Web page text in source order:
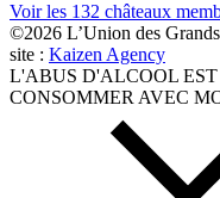
Voir les 132 châteaux
©2026 L’Union des
site : Kaizen Agency
L'ABUS D'ALCOOL
CONSOMMER AVEC